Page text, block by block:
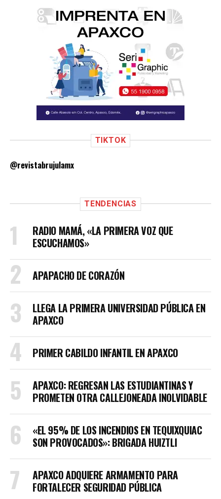
TIKTOK
@revistabrujulamx
TENDENCIAS
RADIO MAMÁ, «LA PRIMERA VOZ QUE
ESCUCHAMOS»
APAPACHO DE CORAZÓN
LLEGA LA PRIMERA UNIVERSIDAD PÚBLICA EN
APAXCO
PRIMER CABILDO INFANTIL EN APAXCO
APAXCO: REGRESAN LAS ESTUDIANTINAS Y
PROMETEN OTRA CALLEJONEADA INOLVIDABLE
«EL 95% DE LOS INCENDIOS EN TEQUIXQUIAC
SON PROVOCADOS»: BRIGADA HUIZTLI
APAXCO ADQUIERE ARMAMENTO PARA
FORTALECER SEGURIDAD PÚBLICA